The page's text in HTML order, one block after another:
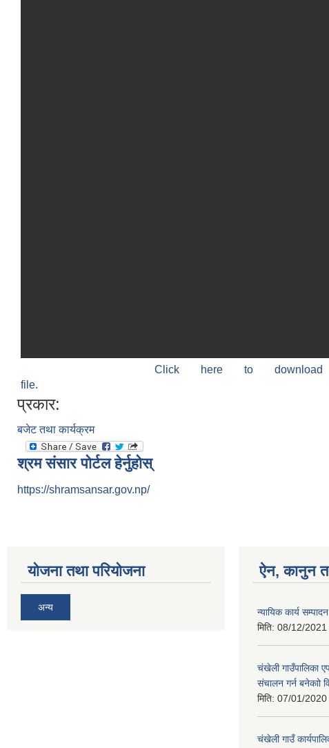
Click here to
file.
प्रकार:
बजेट तथा कार्यक्रम
श्रम संसार पोर्टल हेर्नुहोस्
https://shramsansar.gov.np/
योजना तथा परियोजना
अन्य
ऐन, कानुन
न्यायिक कार्य
मिति: 08/12/2021
चंखेली गाउँपालिका
संचालन गर्न बनेकाो
मिति: 07/01/
च‌ंखेली गाउँ